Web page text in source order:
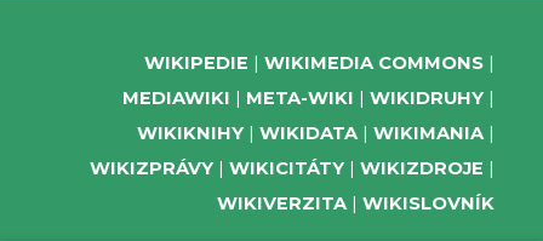
WIKIPEDIE
WIKIMEDIA COMMONS
MEDIAWIKI
META-WIKI
WIKIDRUHY
WIKIKNIHY
WIKIDATA
WIKIMANIA
WIKIZPRÁVY
WIKICITÁTY
WIKIZDROJE
WIKIVERZITA
WIKISLOVNÍK